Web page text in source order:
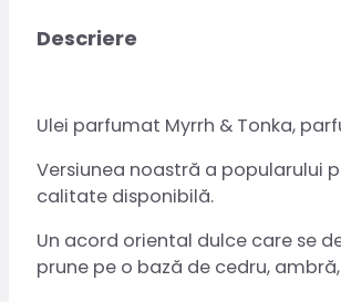
Descriere
Ulei parfumat Myrrh & Tonka,
Versiunea noastră a popularului
calitate disponibilă.
Un acord oriental dulce care se
prune pe o bază de cedru,